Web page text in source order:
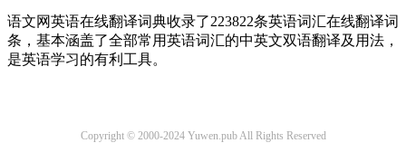
语文网英语在线翻译词典收录了223822条英语词汇在线翻译词
条，基本涵盖了全部常用英语词汇的中英文双语翻译及用法，
是英语学习的有利工具。
Copyright © 2000-2024 Yuwen.pub All Rights Reserved